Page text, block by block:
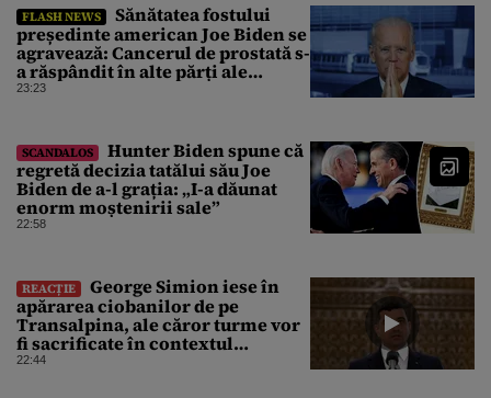
FLASH NEWS
Sănătatea fostului
președinte american Joe Biden se
agravează: Cancerul de prostată s-
a răspândit în alte părți ale
corpului
23:23
SCANDALOS
Hunter Biden spune că
regretă decizia tatălui său Joe
Biden de a-l grația: „I-a dăunat
enorm moștenirii sale”
22:58
REACȚIE
George Simion iese în
apărarea ciobanilor de pe
Transalpina, ale căror turme vor
fi sacrificate în contextul
focarului de variolă ovină
22:44